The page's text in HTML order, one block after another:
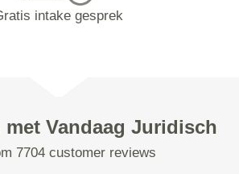
intake gesprek
met Vandaag Juridisch
7704 customer reviews